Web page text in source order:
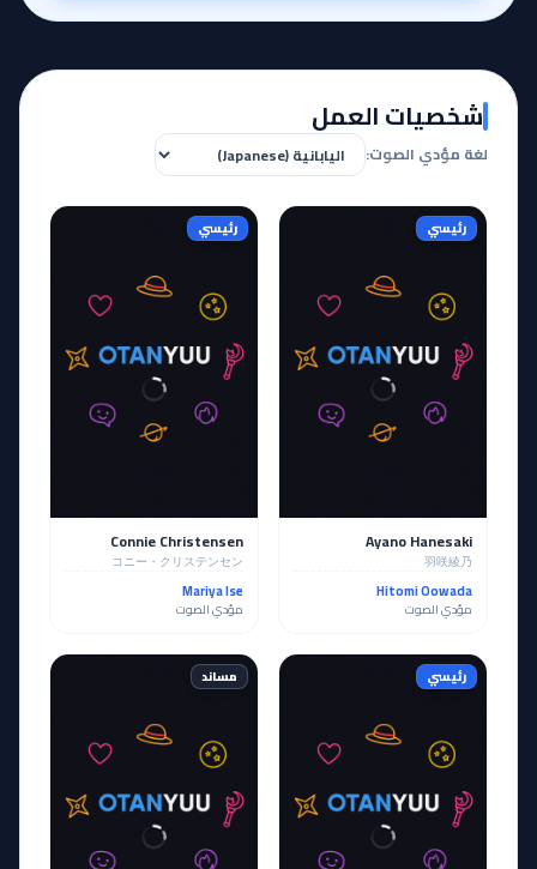
شخصيات العمل
لغة مؤدي الصوت:
رئيسي
Ayano Hanesaki
羽咲綾乃
Hitomi Oowada
مؤدي الصوت
رئيسي
Connie Christensen
コニー・クリステンセン
Mariya Ise
مؤدي الصوت
رئيسي مساند